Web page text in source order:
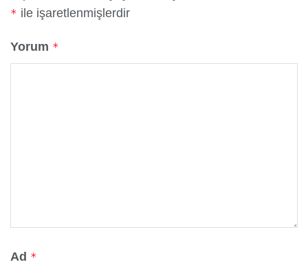
* ile işaretlenmişlerdir
Yorum *
Ad *